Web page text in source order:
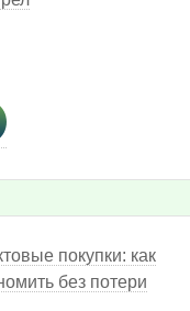
покупки: как
без потери